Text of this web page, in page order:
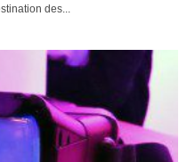
des...